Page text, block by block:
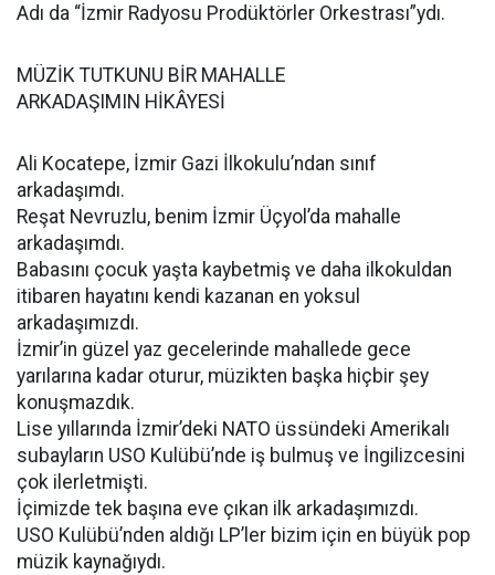
Adı da “İzmir Radyosu Prodüktörler Orkestrası”ydı.
MÜZİK TUTKUNU BİR MAHALLE
ARKADAŞIMIN HİKÂYESİ
Ali Kocatepe, İzmir Gazi İlkokulu’ndan sınıf
arkadaşımdı.
Reşat Nevruzlu, benim İzmir Üçyol’da mahalle
arkadaşımdı.
Babasını çocuk yaşta kaybetmiş ve daha ilkokuldan
itibaren hayatını kendi kazanan en yoksul
arkadaşımızdı.
İzmir’in güzel yaz gecelerinde mahallede gece
yarılarına kadar oturur, müzikten başka hiçbir şey
konuşmazdık.
Lise yıllarında İzmir’deki NATO üssündeki Amerikalı
subayların USO Kulübü’nde iş bulmuş ve İngilizcesini
çok ilerletmişti.
İçimizde tek başına eve çıkan ilk arkadaşımızdı.
USO Kulübü’nden aldığı LP’ler bizim için en büyük pop
müzik kaynağıydı.